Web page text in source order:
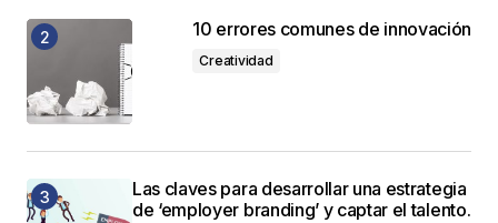
10 errores comunes de innovación
Creatividad
Las claves para desarrollar una estrategia
de ‘employer branding’ y captar el talento.